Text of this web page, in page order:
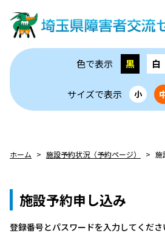
色で表示 黒 白
サイズで表示 小
ホーム 施設予約状況（予約ページ） 施
施設予約申し込み
登録番号とパスワードを⼊⼒してくださ